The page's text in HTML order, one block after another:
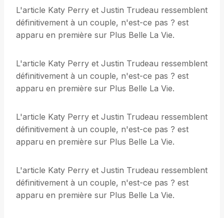
L'article Katy Perry et Justin Trudeau ressemblent
définitivement à un couple, n'est-ce pas ? est
apparu en première sur Plus Belle La Vie.
L'article Katy Perry et Justin Trudeau ressemblent
définitivement à un couple, n'est-ce pas ? est
apparu en première sur Plus Belle La Vie.
L'article Katy Perry et Justin Trudeau ressemblent
définitivement à un couple, n'est-ce pas ? est
apparu en première sur Plus Belle La Vie.
L'article Katy Perry et Justin Trudeau ressemblent
définitivement à un couple, n'est-ce pas ? est
apparu en première sur Plus Belle La Vie.